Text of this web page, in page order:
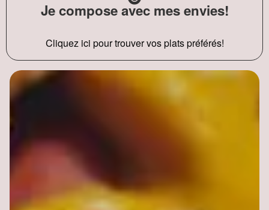
Je compose avec mes envies!
Cliquez ici pour trouver vos plats préférés!